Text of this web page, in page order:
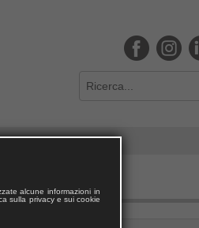
alcune informazioni in
sulla privacy e sui cookie